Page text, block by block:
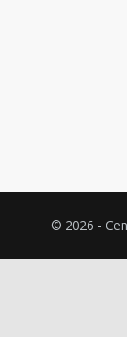
© 2026 -